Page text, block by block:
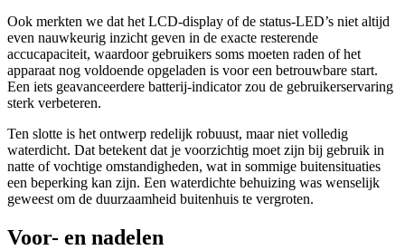
Ook merkten we dat het LCD-display of de status-LED’s niet altijd
even nauwkeurig inzicht geven in de exacte resterende
accucapaciteit, waardoor gebruikers soms moeten raden of het
apparaat nog voldoende opgeladen is voor een betrouwbare start.
Een iets geavanceerdere batterij-indicator zou de gebruikerservaring
sterk verbeteren.
Ten slotte is het ontwerp redelijk robuust, maar niet volledig
waterdicht. Dat betekent dat je voorzichtig moet zijn bij gebruik in
natte of vochtige omstandigheden, wat in sommige buitensituaties
een beperking kan zijn. Een waterdichte behuizing was wenselijk
geweest om de duurzaamheid buitenhuis te vergroten.
Voor- en nadelen